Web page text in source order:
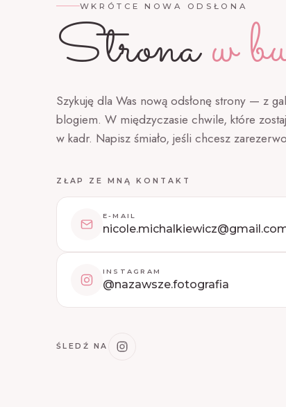
WKRÓTCE NOWA ODSŁONA
Stronaw
Szykuję dla Was nową odsłonę strony — z
blogiem. W międzyczasie chwile, które
w kadr. Napisz śmiało, jeśli chcesz
ZŁAP ZE MNĄ KONTAKT
E-MAIL
INSTAGRAM
@nazawsze.fotografia
ŚLEDŹ NA